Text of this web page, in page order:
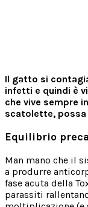
Il gatto si
infetti e quindi è
che vive sempre
scatolette, possa
Equilibrio
Man mano che il
a produrre
fase acuta della
parassiti